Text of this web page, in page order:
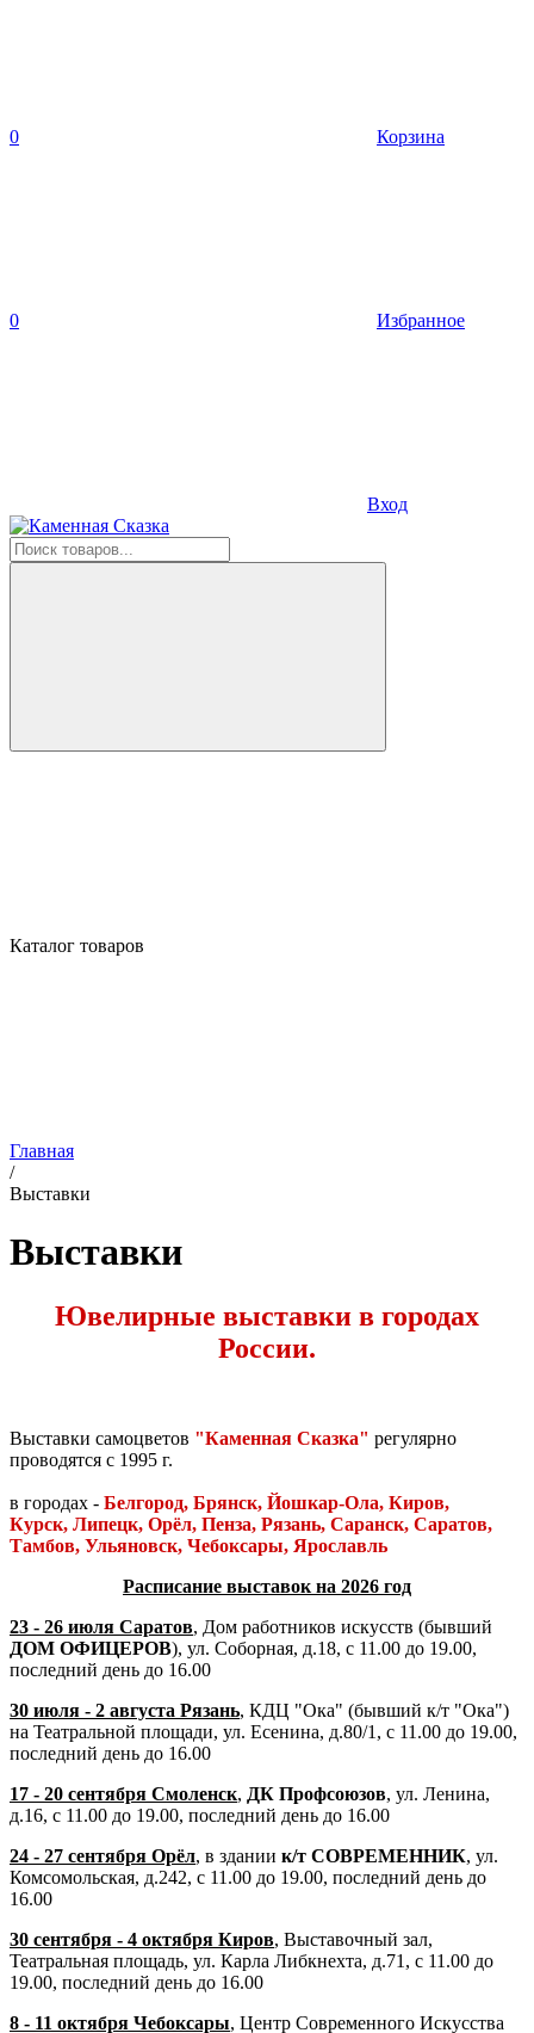
0 Корзина
0 Избранное
Вход
Каталог товаров
Главная
/
Выставки
Выставки
Ювелирные выставки в городах
России.
Выставки самоцветов "Каменная Сказка" регулярно
проводятся с 1995 г.
в городах - Белгород, Брянск, Йошкар-Ола, Киров,
Курск, Липецк, Орёл, Пенза, Рязань, Саранск, Саратов,
Тамбов, Ульяновск, Чебоксары, Ярославль
Расписание выставок на 2026 год
23 - 26 июля Саратов, Дом работников искусств (бывший
ДОМ ОФИЦЕРОВ), ул. Соборная, д.18, с 11.00 до 19.00,
последний день до 16.00
30 июля - 2 августа Рязань, КДЦ "Ока" (бывший к/т "Ока")
на Театральной площади, ул. Есенина, д.80/1, с 11.00 до 19.00,
последний день до 16.00
17 - 20 сентября Смоленск, ДК Профсоюзов, ул. Ленина,
д.16, с 11.00 до 19.00, последний день до 16.00
24 - 27 сентября Орёл, в здании к/т СОВРЕМЕННИК, ул.
Комсомольская, д.242, с 11.00 до 19.00, последний день до
16.00
30 сентября - 4 октября Киров, Выставочный зал,
Театральная площадь, ул. Карла Либкнехта, д.71, с 11.00 до
19.00, последний день до 16.00
8 - 11 октября Чебоксары, Центр Современного Искусства